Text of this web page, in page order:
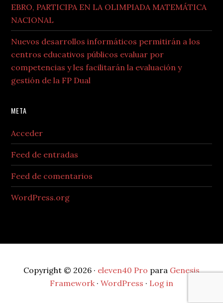
EBRO, PARTICIPA EN LA OLIMPIADA MATEMÁTICA
NACIONAL
Nuevos desarrollos informáticos permitirán a los
centros educativos públicos evaluar por
competencias y les facilitarán la evaluación y
gestión de la FP Dual
META
Acceder
Feed de entradas
Feed de comentarios
WordPress.org
Copyright © 2026 · eleven40 Pro para Genesis
Framework· WordPress · Log in